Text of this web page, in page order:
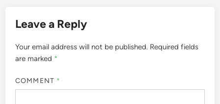
Leave a Reply
Your email address will not be published. Required fields
are marked *
COMMENT *